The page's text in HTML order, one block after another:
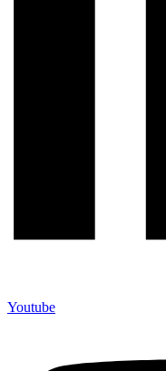
Youtube